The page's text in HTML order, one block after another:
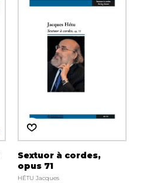
Sextuor à cordes,
opus 71
HÉTU Jacques